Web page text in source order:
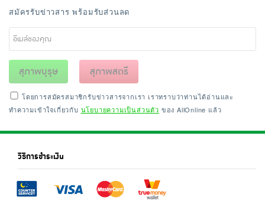
สมัครรับข่าวสาร พร้อมรับส่วนลด
สุภาพบุรุษ สุภาพสตรี
โดยการสมัครสมาชิกรับข่าวสารจากเรา เราทราบว่าท่านได้อ่านและ
ทำความเข้าใจเกี่ยวกับ นโยบายความเป็นส่วนตัว ของ AllOnline แล้ว
วิธีการชำระเงิน